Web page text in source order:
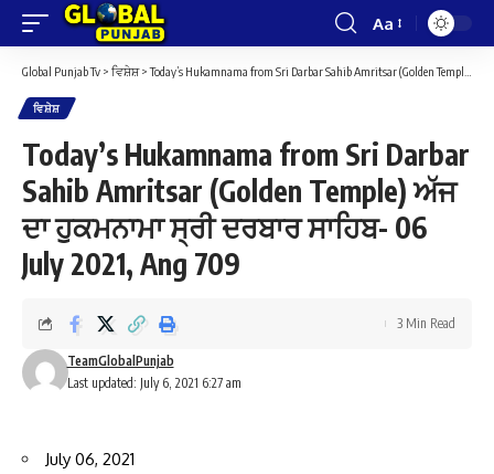
Font
Resizer
Aa
Global Punjab Tv > ਵਿਸ਼ੇਸ਼>Today’s Hukamnama from Sri Darbar Sahib Amritsar (Golden Temple) ਅੱਜ ਦਾ ਹੁਕਮਨਾਮਾ ਸ੍ਰੀ ਦਰਬਾਰ ਸਾਹਿਬ- 06 July 2021, Ang 709
ਵਿਸ਼ੇਸ਼
Today’s Hukamnama from Sri Darbar
Sahib Amritsar (Golden Temple) ਅੱਜ
ਦਾ ਹੁਕਮਨਾਮਾ ਸ੍ਰੀ ਦਰਬਾਰ ਸਾਹਿਬ- 06
July 2021, Ang 709
Last updated: July 6, 2021 6:27 am
TeamGlobalPunjab
3 Min Read
July 06, 2021